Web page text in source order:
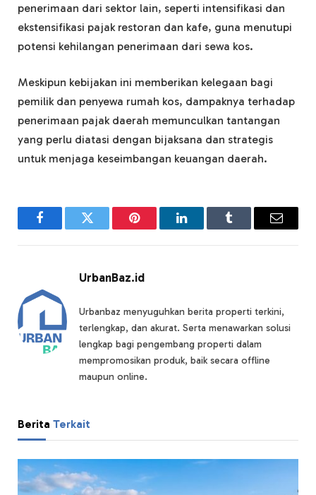
penerimaan dari sektor lain, seperti intensifikasi dan
ekstensifikasi pajak restoran dan kafe, guna menutupi
potensi kehilangan penerimaan dari sewa kos.
Meskipun kebijakan ini memberikan kelegaan bagi
pemilik dan penyewa rumah kos, dampaknya terhadap
penerimaan pajak daerah memunculkan tantangan
yang perlu diatasi dengan bijaksana dan strategis
untuk menjaga keseimbangan keuangan daerah.
FacebookTwitter Pinterest LinkedInTumblr Email
UrbanBaz.id
Urbanbaz menyuguhkan berita properti terkini,
terlengkap, dan akurat. Serta menawarkan solusi
lengkap bagi pengembang properti dalam
mempromosikan produk, baik secara offline
maupun online.
Berita Terkait